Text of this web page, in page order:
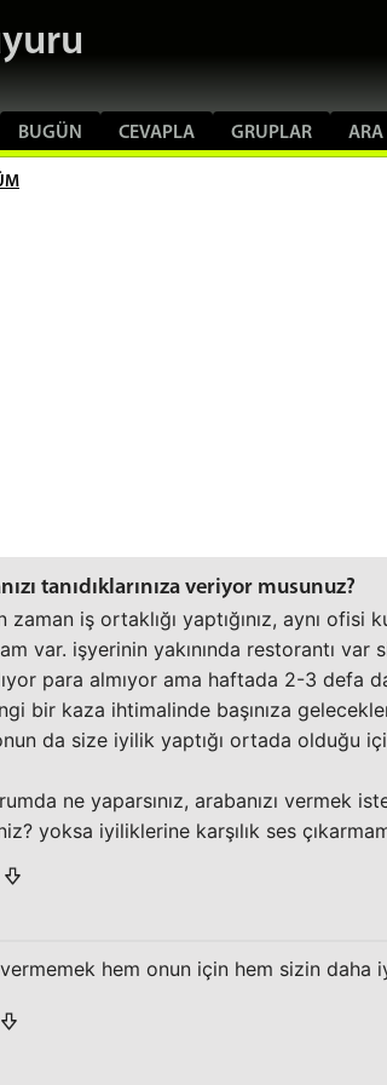
BUGÜN CEVAPLA GRUPLAR ARA
tanıdıklarınıza veriyor musunuz?
zaman iş ortaklığı yaptığınız, aynı ofisi
var. işyerinin yakınında restorantı var
para almıyor ama haftada 2-3 defa
bir kaza ihtimalinde başınıza
da size iyilik yaptığı ortada olduğu
ne yaparsınız, arabanızı vermek
yoksa iyiliklerine karşılık ses
vermemek hem onun için hem sizin daha